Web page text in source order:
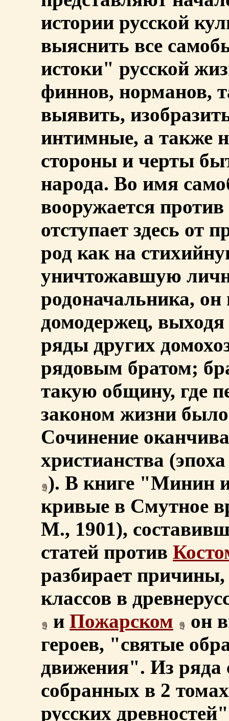
истории русской
выяснить все
истоки" русской
финнов, норманов,
выявить,
интимные, а также
стороны и черты
народа. Во имя
вооружается
отступает здесь от
род как на
уничтожавшую
родоначальника, он
домодержец, выходя
ряды других
рядовым братом;
такую общину, где
законом жизни
Сочинение
христианства
). В книге "Минин
кривые в Смутное
М., 1901),
статей против
разбирает
классов в
и Пожарском
он
героев, "святые
движения". Из ряда
собранных в 2
русских